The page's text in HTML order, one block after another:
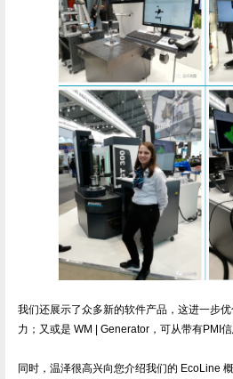
我们还展示了众多新的软件产品，这进一步
力；又或是 WM | Generator，可从带有PMI
同时，温泽很高兴向您介绍我们的 EcoLine